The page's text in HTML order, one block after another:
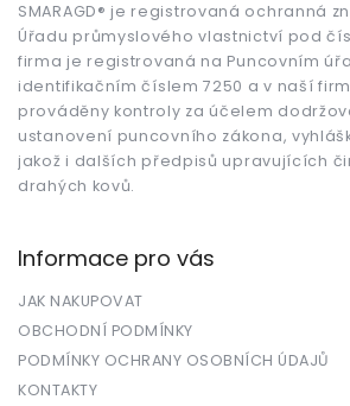
SMARAGD® je registrovaná ochranná
Úřadu průmyslového vlastnictví pod
firma je registrovaná na Puncovním
identifikačním číslem 7250 a v naší
prováděny kontroly za účelem
ustanovení puncovního zákona,
jakož i dalších předpisů upravujících
drahých kovů.
Informace pro vás
JAK NAKUPOVAT
OBCHODNÍ PODMÍNKY
PODMÍNKY OCHRANY OSOBNÍCH ÚDAJŮ
KONTAKTY